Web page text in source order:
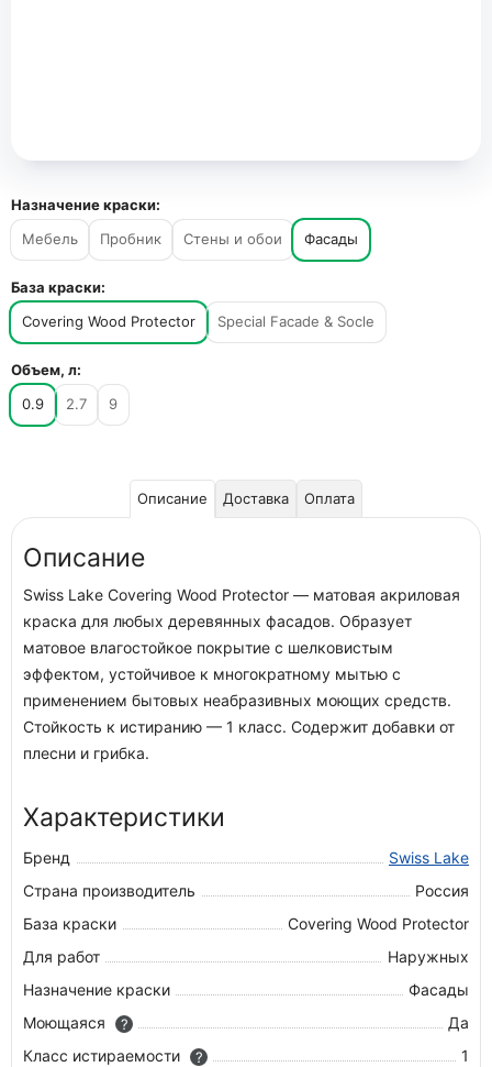
Назначение краски:
Мебель
Пробник Стены и обои Фасады
База краски:
Covering Wood Protector
Special Facade & Socle
Объем, л:
0.9
2.7 9
Описание Доставка Оплата
Описание
Swiss Lake Covering Wood Protector — матовая акриловая
краска для любых деревянных фасадов. Образует
матовое влагостойкое покрытие с шелковистым
эффектом, устойчивое к многократному мытью с
применением бытовых неабразивных моющих средств.
Стойкость к истиранию — 1 класс. Содержит добавки от
плесни и грибка.
Характеристики
Бренд
Swiss Lake
Страна производитель
Россия
База краски
Covering Wood Protector
Для работ
Наружных
Назначение краски
Фасады
Моющаяся
?
Да
Класс истираемости
?
1